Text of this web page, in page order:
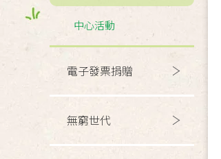
中心活動
電子發票捐贈
無窮世代